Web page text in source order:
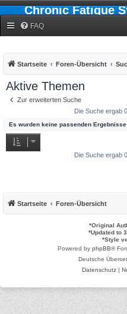
Chronic Fatigue
FAQ
Startseite Foren-Übersicht
Aktive Themen
Zur erweiterten Suche
Die Suche ergab
Es wurden keine passenden Ergebnisse
Die Suche ergab
Startseite Foren-Übersicht
*Original
*Updated to
*Style
Powered by phpBB®
Deutsche
Datenschutz|